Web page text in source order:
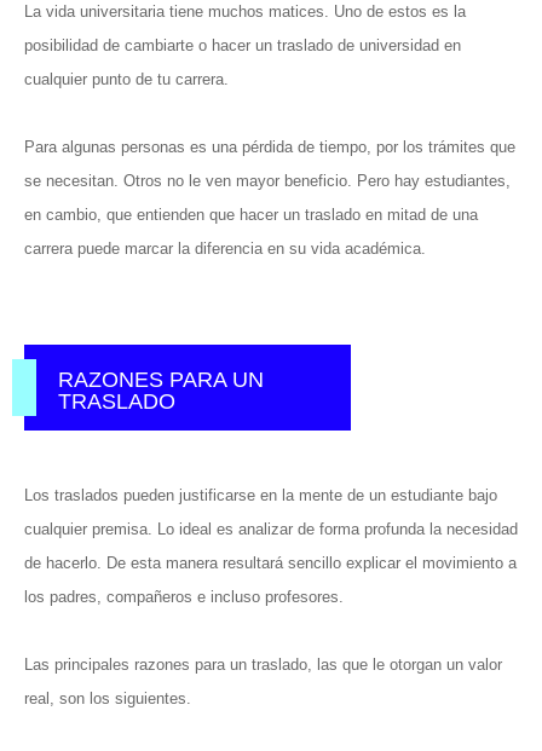
La vida universitaria tiene muchos matices. Uno de estos es la
posibilidad de cambiarte o hacer un traslado de universidad en
cualquier punto de tu carrera.
Para algunas personas es una pérdida de tiempo, por los trámites que
se necesitan. Otros no le ven mayor beneficio. Pero hay estudiantes,
en cambio, que entienden que hacer un traslado en mitad de una
carrera puede marcar la diferencia en su vida académica.
RAZONES PARA UN
TRASLADO
Los traslados pueden justificarse en la mente de un estudiante bajo
cualquier premisa. Lo ideal es analizar de forma profunda la necesidad
de hacerlo. De esta manera resultará sencillo explicar el movimiento a
los padres, compañeros e incluso profesores.
Las principales razones para un traslado, las que le otorgan un valor
real, son los siguientes.